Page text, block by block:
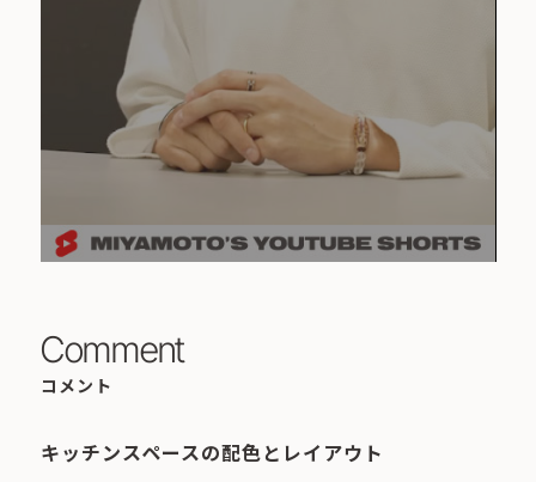
Comment
コメント
キッチンスペースの配色とレイアウト